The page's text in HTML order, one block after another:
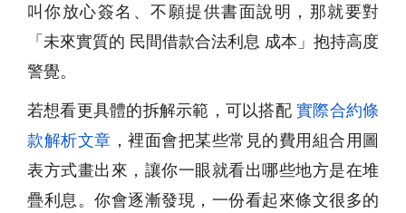
叫你放心簽名、不願提供書面說明，那就要對
「未來實質的 民間借款合法利息 成本」抱持高度
警覺。
若想看更具體的拆解示範，可以搭配實際合約條
款解析文章 ，裡面會把某些常見的費用組合用圖
表方式畫出來，讓你一眼就看出哪些地方是在堆
疊利息。你會逐漸發現，一份看起來條文很多的